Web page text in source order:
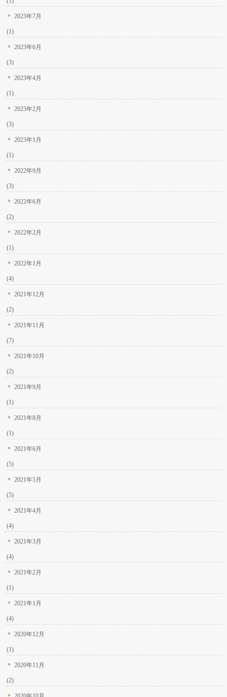
2023年7月
(1)
2023年6月
(3)
2023年4月
(1)
2023年2月
(3)
2023年1月
(1)
2022年9月
(3)
2022年6月
(2)
2022年2月
(1)
2022年1月
(4)
2021年12月
(2)
2021年11月
(7)
2021年10月
(2)
2021年9月
(1)
2021年8月
(1)
2021年6月
(5)
2021年5月
(5)
2021年4月
(4)
2021年3月
(4)
2021年2月
(1)
2021年1月
(4)
2020年12月
(1)
2020年11月
(2)